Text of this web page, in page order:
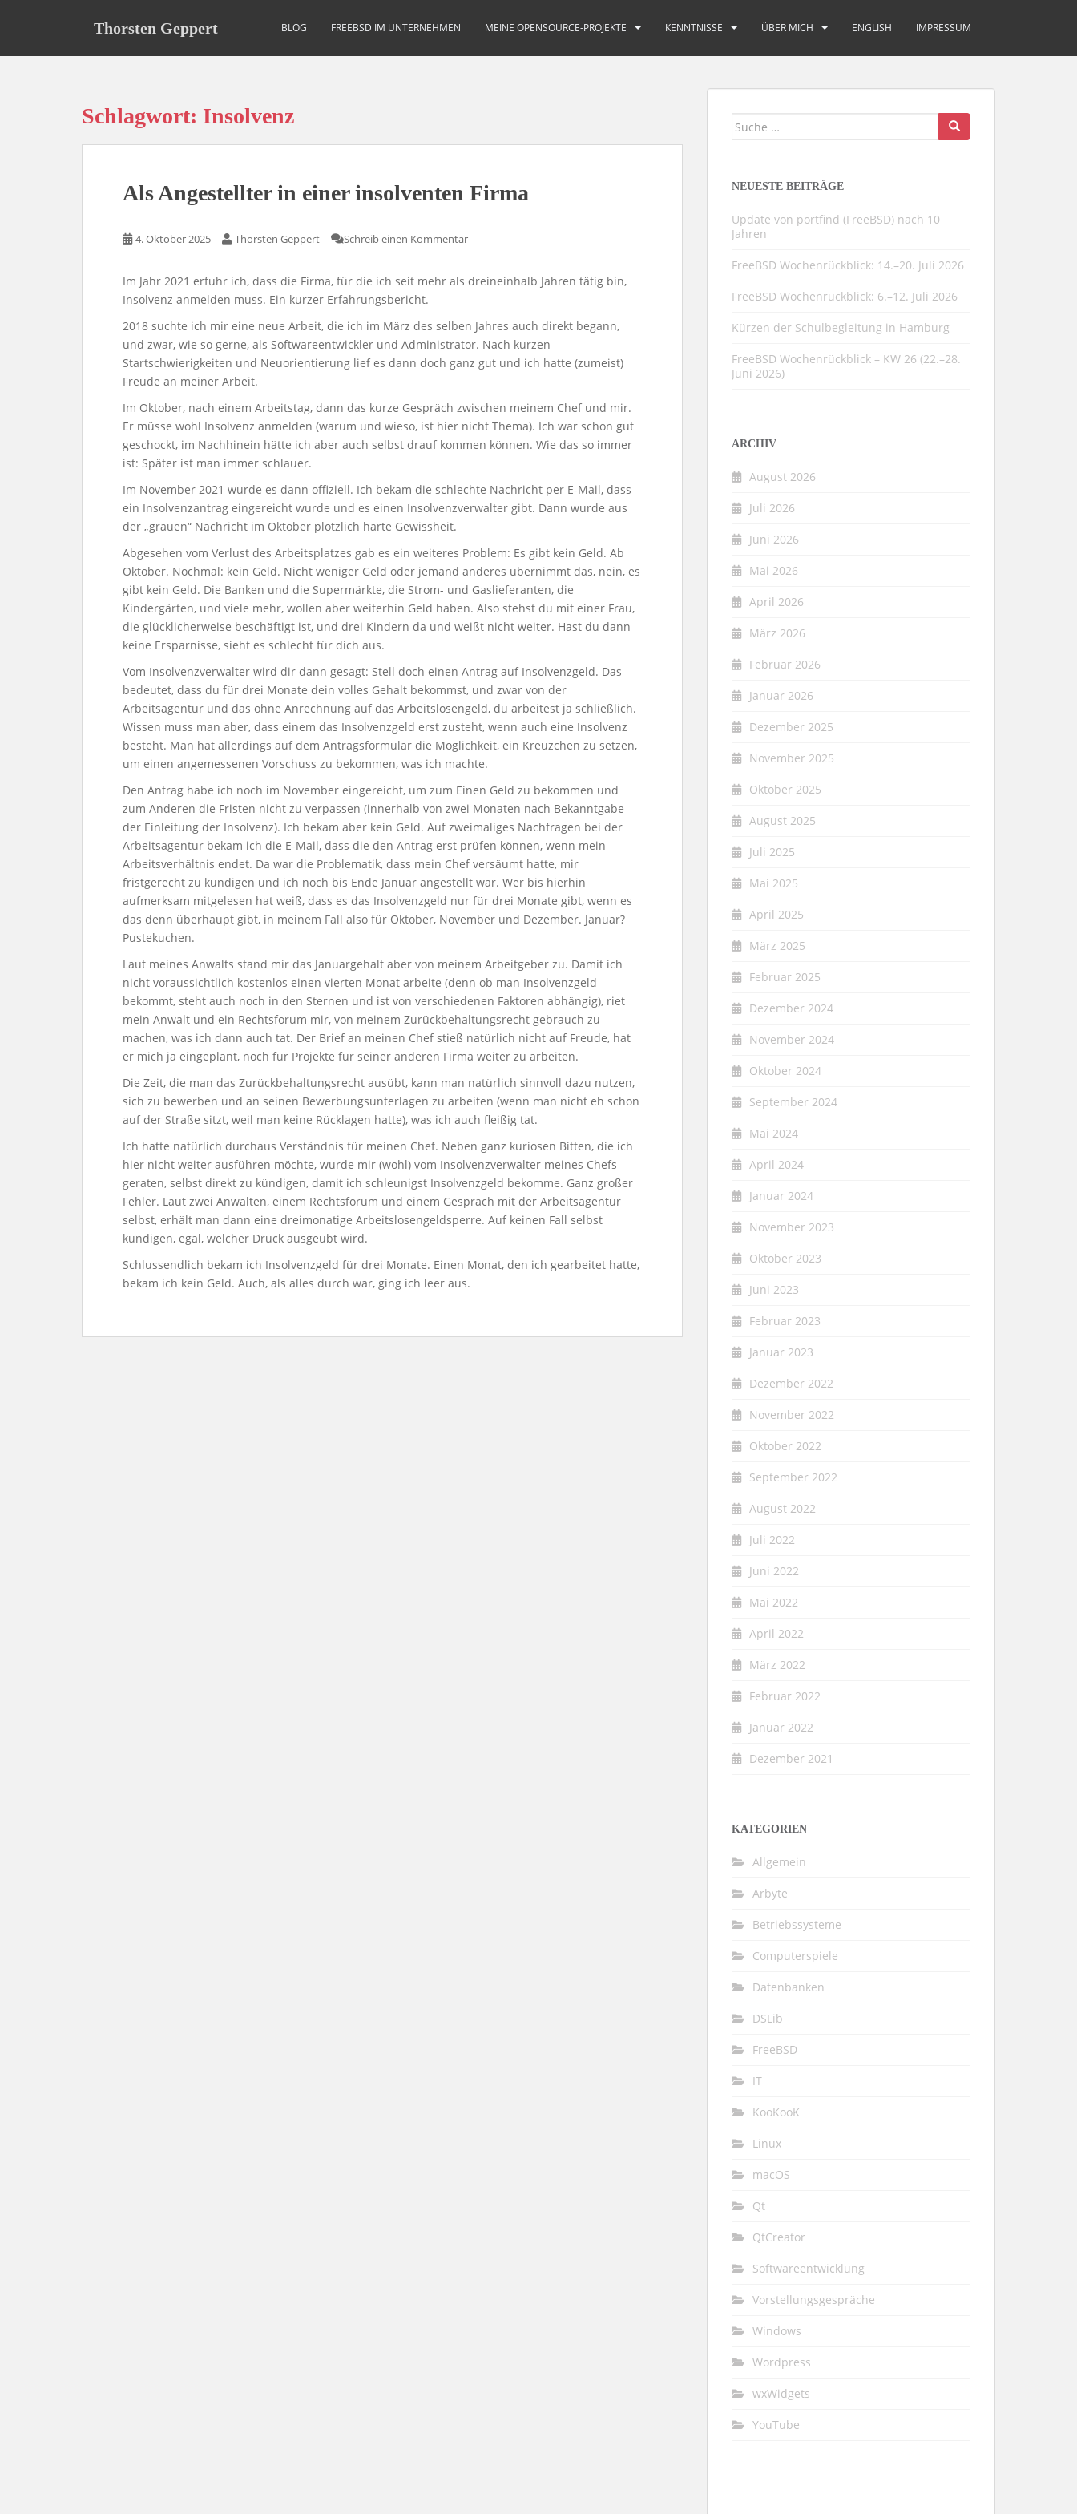
Thorsten Geppert BLOG FREEBSD IM UNTERNEHMEN MEINE OPENSOURCE-PROJEKTE KENNTNISSE ÜBER MICH ENGLISH IMPRESSUM
Schlagwort: Insolvenz
Als Angestellter in einer insolventen Firma
4. Oktober 2025 Thorsten Geppert Schreib einen Kommentar
Im Jahr 2021 erfuhr ich, dass die Firma, für die ich seit mehr als dreineinhalb Jahren tätig bin,
Insolvenz anmelden muss. Ein kurzer Erfahrungsbericht.
2018 suchte ich mir eine neue Arbeit, die ich im März des selben Jahres auch direkt begann,
und zwar, wie so gerne, als Softwareentwickler und Administrator. Nach kurzen
Startschwierigkeiten und Neuorientierung lief es dann doch ganz gut und ich hatte (zumeist)
Freude an meiner Arbeit.
Im Oktober, nach einem Arbeitstag, dann das kurze Gespräch zwischen meinem Chef und mir.
Er müsse wohl Insolvenz anmelden (warum und wieso, ist hier nicht Thema). Ich war schon gut
geschockt, im Nachhinein hätte ich aber auch selbst drauf kommen können. Wie das so immer
ist: Später ist man immer schlauer.
Im November 2021 wurde es dann offiziell. Ich bekam die schlechte Nachricht per E-Mail, dass
ein Insolvenzantrag eingereicht wurde und es einen Insolvenzverwalter gibt. Dann wurde aus
der „grauen“ Nachricht im Oktober plötzlich harte Gewissheit.
Abgesehen vom Verlust des Arbeitsplatzes gab es ein weiteres Problem: Es gibt kein Geld. Ab
Oktober. Nochmal: kein Geld. Nicht weniger Geld oder jemand anderes übernimmt das, nein, es
gibt kein Geld. Die Banken und die Supermärkte, die Strom- und Gaslieferanten, die
Kindergärten, und viele mehr, wollen aber weiterhin Geld haben. Also stehst du mit einer Frau,
die glücklicherweise beschäftigt ist, und drei Kindern da und weißt nicht weiter. Hast du dann
keine Ersparnisse, sieht es schlecht für dich aus.
Vom Insolvenzverwalter wird dir dann gesagt: Stell doch einen Antrag auf Insolvenzgeld. Das
bedeutet, dass du für drei Monate dein volles Gehalt bekommst, und zwar von der
Arbeitsagentur und das ohne Anrechnung auf das Arbeitslosengeld, du arbeitest ja schließlich.
Wissen muss man aber, dass einem das Insolvenzgeld erst zusteht, wenn auch eine Insolvenz
besteht. Man hat allerdings auf dem Antragsformular die Möglichkeit, ein Kreuzchen zu setzen,
um einen angemessenen Vorschuss zu bekommen, was ich machte.
Den Antrag habe ich noch im November eingereicht, um zum Einen Geld zu bekommen und
zum Anderen die Fristen nicht zu verpassen (innerhalb von zwei Monaten nach Bekanntgabe
der Einleitung der Insolvenz). Ich bekam aber kein Geld. Auf zweimaliges Nachfragen bei der
Arbeitsagentur bekam ich die E-Mail, dass die den Antrag erst prüfen können, wenn mein
Arbeitsverhältnis endet. Da war die Problematik, dass mein Chef versäumt hatte, mir
fristgerecht zu kündigen und ich noch bis Ende Januar angestellt war. Wer bis hierhin
aufmerksam mitgelesen hat weiß, dass es das Insolvenzgeld nur für drei Monate gibt, wenn es
das denn überhaupt gibt, in meinem Fall also für Oktober, November und Dezember. Januar?
Pustekuchen.
Laut meines Anwalts stand mir das Januargehalt aber von meinem Arbeitgeber zu. Damit ich
nicht voraussichtlich kostenlos einen vierten Monat arbeite (denn ob man Insolvenzgeld
bekommt, steht auch noch in den Sternen und ist von verschiedenen Faktoren abhängig), riet
mein Anwalt und ein Rechtsforum mir, von meinem Zurückbehaltungsrecht gebrauch zu
machen, was ich dann auch tat. Der Brief an meinen Chef stieß natürlich nicht auf Freude, hat
er mich ja eingeplant, noch für Projekte für seiner anderen Firma weiter zu arbeiten.
Die Zeit, die man das Zurückbehaltungsrecht ausübt, kann man natürlich sinnvoll dazu nutzen,
sich zu bewerben und an seinen Bewerbungsunterlagen zu arbeiten (wenn man nicht eh schon
auf der Straße sitzt, weil man keine Rücklagen hatte), was ich auch fleißig tat.
Ich hatte natürlich durchaus Verständnis für meinen Chef. Neben ganz kuriosen Bitten, die ich
hier nicht weiter ausführen möchte, wurde mir (wohl) vom Insolvenzverwalter meines Chefs
geraten, selbst direkt zu kündigen, damit ich schleunigst Insolvenzgeld bekomme. Ganz großer
Fehler. Laut zwei Anwälten, einem Rechtsforum und einem Gespräch mit der Arbeitsagentur
selbst, erhält man dann eine dreimonatige Arbeitslosengeldsperre. Auf keinen Fall selbst
kündigen, egal, welcher Druck ausgeübt wird.
Schlussendlich bekam ich Insolvenzgeld für drei Monate. Einen Monat, den ich gearbeitet hatte,
bekam ich kein Geld. Auch, als alles durch war, ging ich leer aus.
Suche
NEUESTE BEITRÄGE
Update von portfind (FreeBSD) nach 10
Jahren
FreeBSD Wochenrückblick: 14.–20. Juli 2026
FreeBSD Wochenrückblick: 6.–12. Juli 2026
Kürzen der Schulbegleitung in Hamburg
FreeBSD Wochenrückblick – KW 26 (22.–28.
Juni 2026)
ARCHIV
August 2026
Juli 2026
Juni 2026
Mai 2026
April 2026
März 2026
Februar 2026
Januar 2026
Dezember 2025
November 2025
Oktober 2025
August 2025
Juli 2025
Mai 2025
April 2025
März 2025
Februar 2025
Dezember 2024
November 2024
Oktober 2024
September 2024
Mai 2024
April 2024
Januar 2024
November 2023
Oktober 2023
Juni 2023
Februar 2023
Januar 2023
Dezember 2022
November 2022
Oktober 2022
September 2022
August 2022
Juli 2022
Juni 2022
Mai 2022
April 2022
März 2022
Februar 2022
Januar 2022
Dezember 2021
KATEGORIEN
Allgemein
Arbyte
Betriebssysteme
Computerspiele
Datenbanken
DSLib
FreeBSD
IT
KooKooK
Linux
macOS
Qt
QtCreator
Softwareentwicklung
Vorstellungsgespräche
Windows
Wordpress
wxWidgets
YouTube